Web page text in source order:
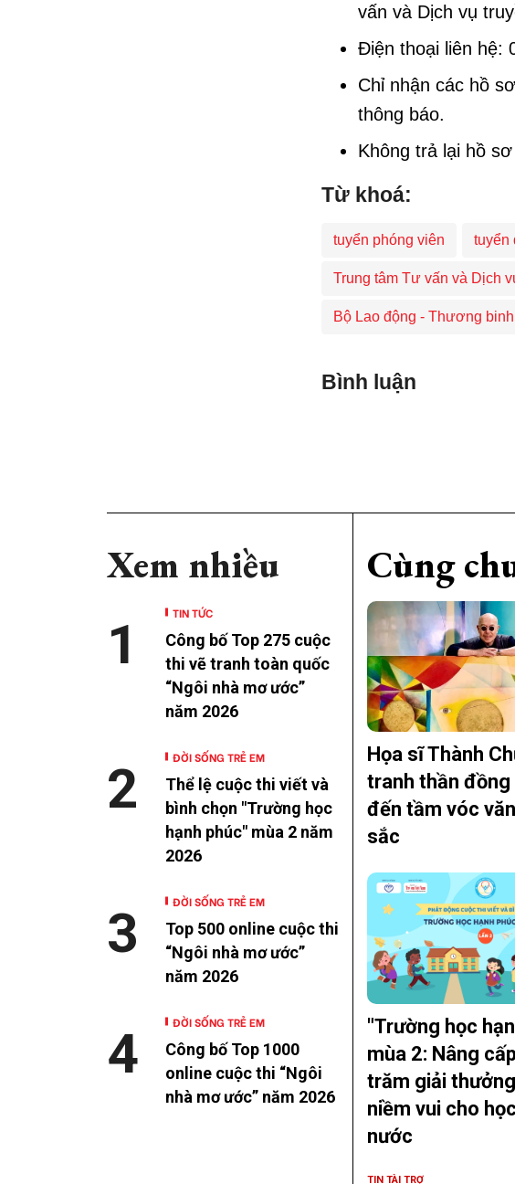
vấn và Dịch vụ
Điện thoại liên hệ:
Chỉ nhận các hồ
thông báo.
Không trả lại hồ
Từ khoá:
tuyển phóng viên tuyển
Trung tâm Tư vấn và Dịch
Bộ Lao động - Thương
Bình luận
Xem nhiều
TIN TỨC
Công bố Top 275 cuộc
thi vẽ tranh toàn quốc
“Ngôi nhà mơ ước”
năm 2026
1
ĐỜI SỐNG TRẺ EM
Thể lệ cuộc thi viết và
bình chọn "Trường học
hạnh phúc" mùa 2 năm
2026
2
ĐỜI SỐNG TRẺ EM
Top 500 online cuộc thi
“Ngôi nhà mơ ước”
năm 2026
3
ĐỜI SỐNG TRẺ EM
Công bố Top 1000
online cuộc thi “Ngôi
nhà mơ ước” năm 2026
4
Cùng
Họa sĩ Thành
tranh thần
đến tầm vóc
sắc
"Trường học
mùa 2: Nâng
trăm giải
niềm vui cho
nước
TIN TÀI TRỢ